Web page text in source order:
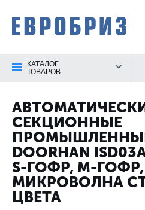
КАТАЛОГ
ТОВАРОВ
СЕКЦИОННЫЕ
DOORHAN
S-ГОФР, M-ГОФР,
МИКРОВОЛНА
ЦВЕТА